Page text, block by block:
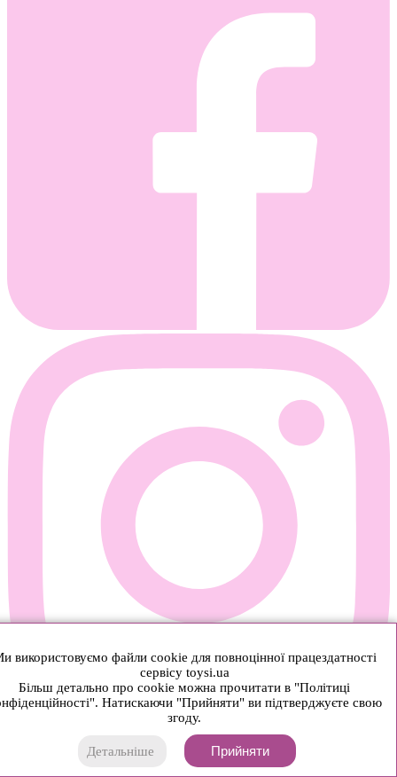
використовуємо файли cookie для повноцінної працездатності
сервісу toysi.ua
Більш детально про cookie можна прочитати в "Політиці
Натискаючи "Прийняти" ви підтверджуєте свою
згоду.
Детальніше Прийняти